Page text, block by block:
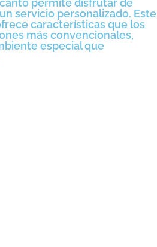
servicio personalizado. Este
características que los
más convencionales,
especial que